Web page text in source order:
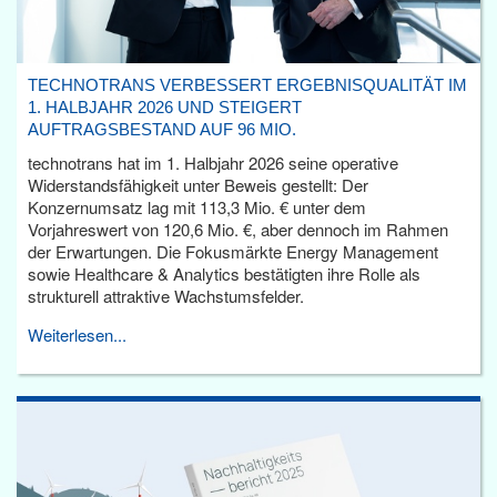
TECHNOTRANS VERBESSERT ERGEBNISQUALITÄT IM
1. HALBJAHR 2026 UND STEIGERT
AUFTRAGSBESTAND AUF 96 MIO.
technotrans hat im 1. Halbjahr 2026 seine operative
Widerstandsfähigkeit unter Beweis gestellt: Der
Konzernumsatz lag mit 113,3 Mio. € unter dem
Vorjahreswert von 120,6 Mio. €, aber dennoch im Rahmen
der Erwartungen. Die Fokusmärkte Energy Management
sowie Healthcare & Analytics bestätigten ihre Rolle als
strukturell attraktive Wachstumsfelder.
Weiterlesen...